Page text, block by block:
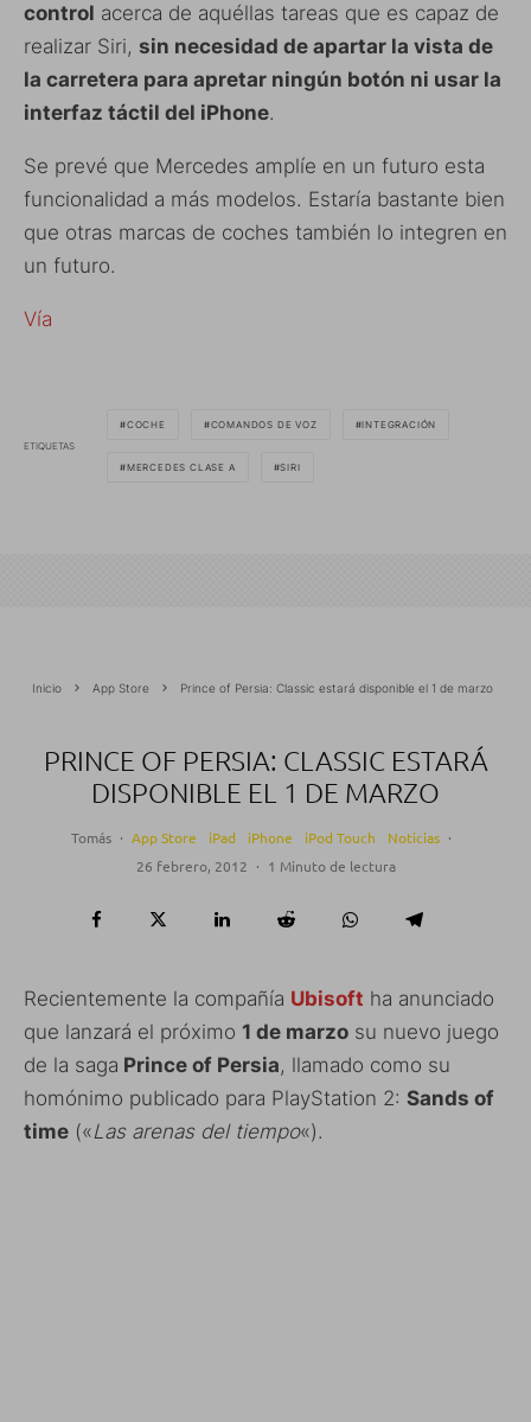
control acerca de aquéllas tareas que es capaz de
realizar Siri, sin necesidad de apartar la vista de
la carretera para apretar ningún botón ni usar la
interfaz táctil del iPhone.
Se prevé que Mercedes amplíe en un futuro esta
funcionalidad a más modelos. Estaría bastante bien
que otras marcas de coches también lo integren en
un futuro.
Vía
ETIQUETAS
COCHE COMANDOS DE VOZ INTEGRACIÓN
MERCEDES CLASE A SIRI
Inicio App Store Prince of Persia: Classic estará disponible el 1 de marzo
PRINCE OF PERSIA: CLASSIC ESTARÁ
DISPONIBLE EL 1 DE MARZO
Tomás · App Store iPad iPhone iPod Touch Noticias ·
26 febrero, 2012 · 1 Minuto de lectura
Recientemente la compañía Ubisoft ha anunciado
que lanzará el próximo 1 de marzo su nuevo juego
de la saga Prince of Persia, llamado como su
homónimo publicado para PlayStation 2: Sands of
time («Las arenas del tiempo«).